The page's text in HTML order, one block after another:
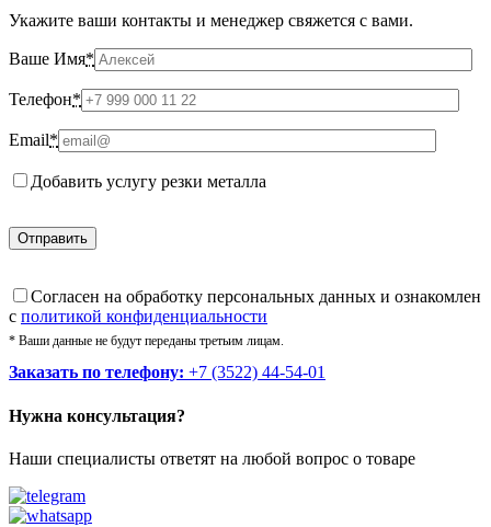
Укажите ваши контакты и менеджер свяжется с вами.
Ваше Имя*
Телефон*
Email*
Добавить услугу резки металла
Cогласен на обработку персональных данных и ознакомлен
с политикой конфиденциальности
* Ваши данные не будут переданы третьим лицам.
Заказать по телефону: +7 (3522) 44-54-01
Нужна консультация?
Наши специалисты ответят на любой вопрос о товаре